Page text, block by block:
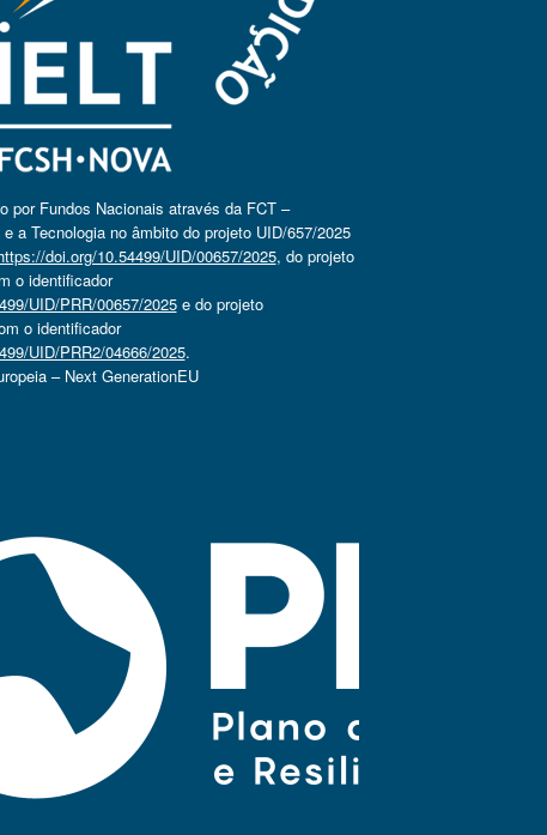
por Fundos Nacionais através da FCT –
a Tecnologia no âmbito do projeto UID/657/2025
doi.org/10.54499/UID/00657/2025, do projeto
o identificador
UID/PRR/00657/2025e do projeto
o identificador
UID/PRR2/04666/2025.
– Next GenerationEU